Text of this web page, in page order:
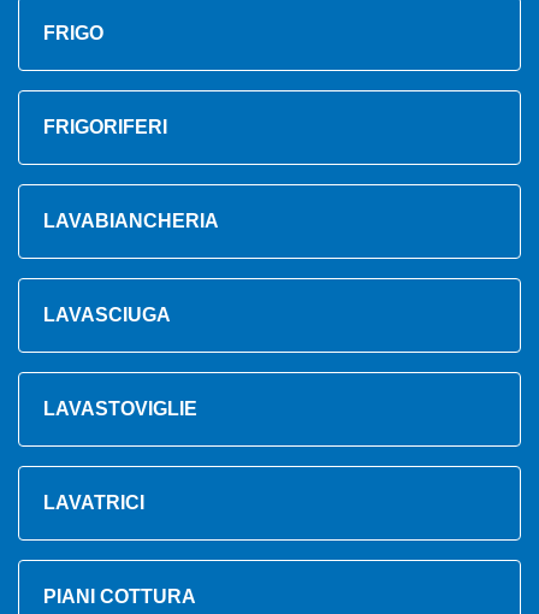
FRIGO
FRIGORIFERI
LAVABIANCHERIA
LAVASCIUGA
LAVASTOVIGLIE
LAVATRICI
PIANI COTTURA